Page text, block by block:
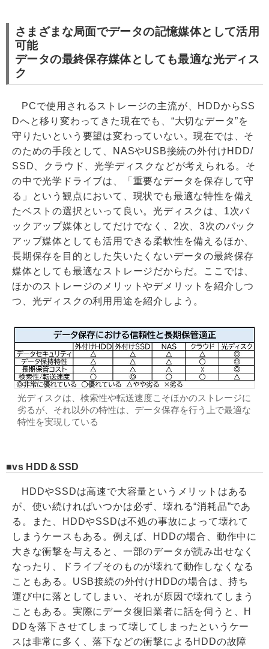
さまざまな局面でデータの記憶媒体として活用
可能
データの最終保存媒体としても最適な光ディス
ク
PCで使用されるストレージの主流が、HDDからSS
Dへと移り変わってきた現在でも、“大切なデータ”を
守りたいという要望は変わっていない。現在では、そ
のための手段として、NASやUSB接続の外付けHDD/
SSD、クラウド、光学ディスクなどが考えられる。そ
の中で光学ドライブは、「重要なデータを保存して守
る」という観点において、現状でも最適な特性を備え
たベストの選択といって良い。光ディスクは、1次バ
ックアップ媒体としてだけでなく、2次、3次のバック
アップ媒体としても活用できる柔軟性を備えるほか、
長期保存を目的とした失いたくないデータの最終保存
媒体としても最適なストレージだからだ。ここでは、
ほかのストレージのメリットやデメリットを紹介しつ
つ、光ディスクの利用用途を紹介しよう。
光ディスクは、検索性や転送速度こそほかのストレージに
劣るが、それ以外の特性は、データ保存を行う上で最適な
特性を実現している
vs HDD＆SSD
HDDやSSDは高速で大容量というメリットはある
が、使い続ければいつかは必ず、壊れる“消耗品”であ
る。また、HDDやSSDは不処の事故によって壊れて
しまうケースもある。例えば、HDDの場合、動作中に
大きな衝撃を与えると、一部のデータが読み出せなく
なったり、ドライブそのものが壊れて動作しなくなる
こともある。USB接続の外付けHDDの場合は、持ち
運び中に落としてしまい、それが原因で壊れてしまう
こともある。実際にデータ復旧業者に話を伺うと、H
DDを落下させてしまって壊してしまったというケー
スは非常に多く、落下などの衝撃によるHDDの故障